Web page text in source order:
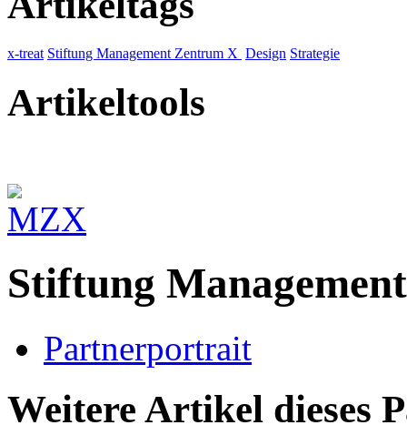
x-treat Stiftung Management Zentrum X Design Strategie
Artikeltools
Stiftung
Partnerportrait
Weitere Artikel dieses